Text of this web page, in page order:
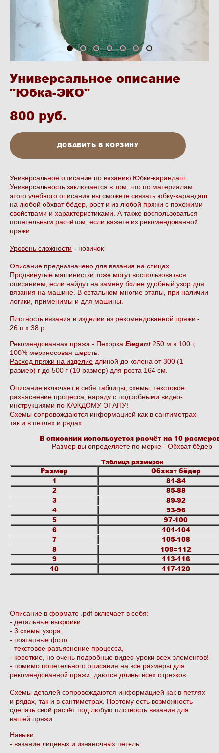
Универсальное описание
"Юбка-ЭКО"
800 pуб.
ДОБАВИТЬ В КОРЗИНУ
Универсальное описание по вязанию Юбки-карандаш.
Универсальность заключается в том, что по материалам
этого учебного описания вы сможете связать юбку-карандаш
на любой обхват бёдер, рост и из любой пряжи с похожими
свойствами и характеристиками. А также воспользоваться
попетельным расчётом, если вяжете из рекомендованной
пряжи.
Уровень сложности - новичок
Описание предназначено для вязания на спицах.
Продвинутые машинистки тоже могут воспользоваться
описанием, если найдут на замену более удобный узор для
вязания на машине. В остальном многие этапы, при наличии
логики, применимы и для машины.
Плотность вязания в изделии из рекомендованной пряжи -
26 п х 38 р
Рекомендованная пряжа - Пехорка Elegant 250 м в 100 г,
100% мериносовая шерсть.
Расход пряжи на изделие длиной до колена от 300 (1
размер) г до 500 г (10 размер) для роста 164 см.
Описание включает в себя таблицы, схемы, текстовое
разъяснение процесса, наряду с подробными видео-
инструкциями по КАЖДОМУ ЭТАПУ!
Схемы сопровождаются информацией как в сантиметрах,
так и в петлях и рядах.
В описании используется расчёт на 10
Размер вы определяете по мерке - Обхват бёдер
Таблица размеров
Размер
Обхват бёдер
1
81-84
2
85-88
3
89-92
4
93-96
5
97-100
6
101-104
7
105-108
8
109=112
9
113-116
10
117-120
Описание в формате .pdf включает в себя:
- детальные выкройки
- 3 схемы узора,
- поэтапные фото
- текстовое разъяснение процесса,
- короткие, но очень подробные видео-уроки всех элементов!
- помимо попетельного описания на все размеры для
рекомендованной пряжи, даются длины всех отрезков.
Схемы деталей сопровождаются информацией как в петлях
и рядах, так и в сантиметрах. Поэтому есть возможность
сделать свой расчёт под любую плотность вязания для
вашей пряжи.
Навыки
- вязание лицевых и изнаночных петель